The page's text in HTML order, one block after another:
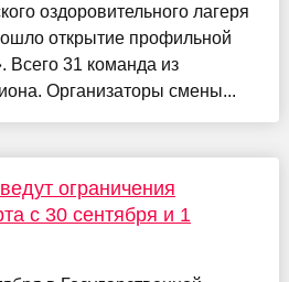
оздоровительного лагеря
открытие профильной
31 команда из
Организаторы смены...
ограничения
с 30 сентября и 1